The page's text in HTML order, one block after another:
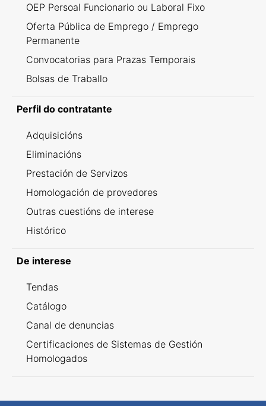
OEP Persoal Funcionario ou Laboral Fixo
Oferta Pública de Emprego / Emprego
Permanente
Convocatorias para Prazas Temporais
Bolsas de Traballo
Perfil do contratante
Adquisicións
Eliminacións
Prestación de Servizos
Homologación de provedores
Outras cuestións de interese
Histórico
De interese
Tendas
Catálogo
Canal de denuncias
Certificaciones de Sistemas de Gestión
Homologados